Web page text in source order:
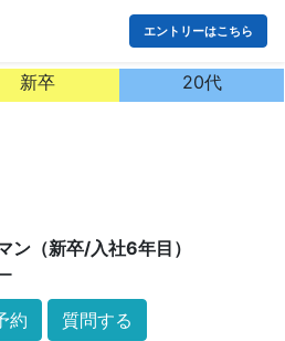
エントリーはこちら
新卒 20代
（新卒/入社6年目）
約 質問する